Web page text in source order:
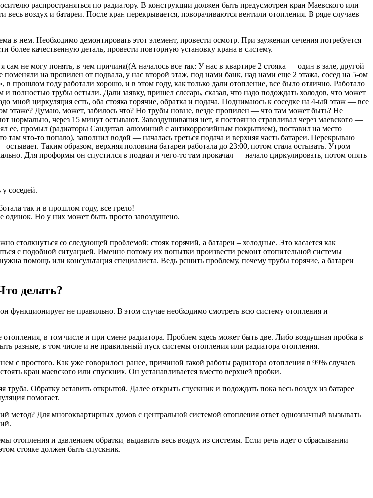
распространяться по радиатору. В конструкции должен быть предусмотрен кран Маевского или
воздух и батареи. После кран перекрывается, поворачиваются вентили отопления. В ряде случаев
в нем. Необходимо демонтировать этот элемент, провести осмотр. При заужении сечения потребуется
качественную деталь, провести повторную установку крана в систему.
не могу понять, в чем причина((А началось все так: У нас в квартире 2 стояка — один в зале, другой
на пропилен от подвала, у нас второй этаж, под нами банк, над нами еще 2 этажа, сосед на 5-ом
в прошлом году работали хорошо, и в этом году, как только дали отопление, все было отлично. Работало
и полностью трубы остыли. Дали заявку, пришел слесарь, сказал, что надо подождать холодов, что может
мной циркуляция есть, оба стояка горячие, обратка и подача. Поднимаюсь к соседке на 4-ый этаж — все
этаже? Думаю, может, забилось что? Но трубы новые, везде пропилен — что там может быть? Не
нормально, через 15 минут остывают. Завоздушивания нет, я постоянно стравливал через маевского —
ее, промыл (радиаторы Сандитал, алюминий с антикоррозийным покрытием), поставил на место
там что-то попало), заполнил водой — началась греться подача и верхняя часть батареи. Перекрываю
Таким образом, верхняя половина батареи работала до 23:00, потом стала остывать. Утром
Для проформы он спустился в подвал и чего-то там прокачал — начало циркулировать, потом опять
соседей.
так и в прошлом году, все грело!
одинок. Но у них может быть просто завоздушено.
столкнуться со следующей проблемой: стояк горячий, а батареи – холодные. Это касается как
с подобной ситуацией. Именно потому их попытки произвести ремонт отопительной системы
помощь или консультация специалиста. Ведь решить проблему, почему трубы горячие, а батареи
делать?
функционирует не правильно. В этом случае необходимо смотреть всю систему отопления и
в том числе и при смене радиатора. Проблем здесь может быть две. Либо воздушная пробка в
разные, в том числе и не правильный пуск системы отопления или радиатора отопления.
с простого. Как уже говорилось ранее, причиной такой работы радиатора отопления в 99% случаев
кран маевского или спускник. Он устанавливается вместо верхней пробки.
Обратку оставить открытой. Далее открыть спускник и подождать пока весь воздух из батарее
помогает.
метод? Для многоквартирных домов с центральной системой отопления ответ однозначный вызывать
отопления и давлением обратки, выдавить весь воздух из системы. Если речь идет о сбрасывании
стояке должен быть спускник.